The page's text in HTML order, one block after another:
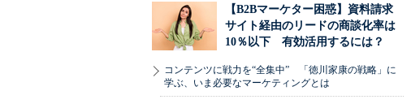
【B2Bマーケター困惑】資料請求
サイト経由のリードの商談化率は
10％以下 有効活用するには？
コンテンツに戦力を“全集中” 「徳川家康の戦略」に
学ぶ、いま必要なマーケティングとは